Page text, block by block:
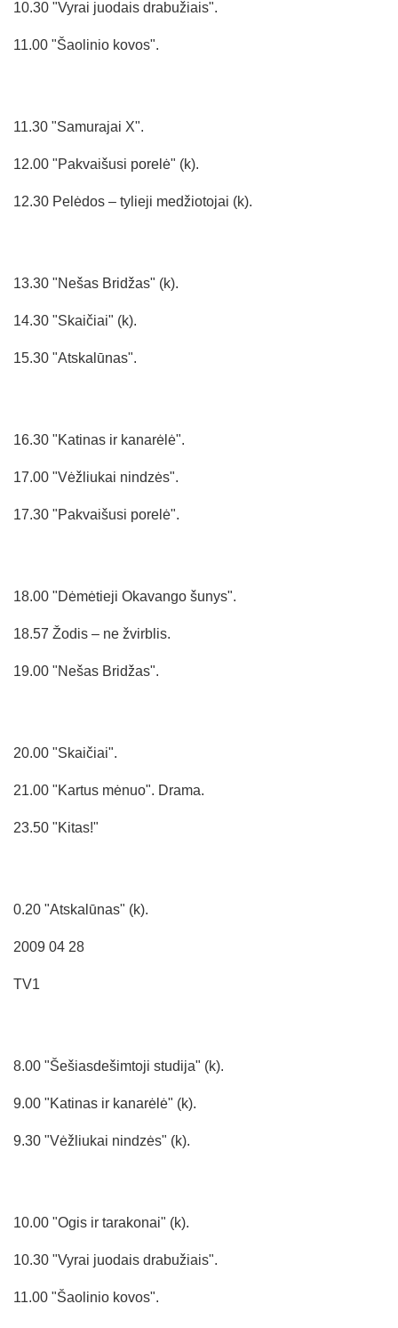
10.30 "Vyrai juodais drabužiais".
11.00 "Šaolinio kovos".
11.30 "Samurajai X".
12.00 "Pakvaišusi porelė" (k).
12.30 Pelėdos – tylieji medžiotojai (k).
13.30 "Nešas Bridžas" (k).
14.30 "Skaičiai" (k).
15.30 "Atskalūnas".
16.30 "Katinas ir kanarėlė".
17.00 "Vėžliukai nindzės".
17.30 "Pakvaišusi porelė".
18.00 "Dėmėtieji Okavango šunys".
18.57 Žodis – ne žvirblis.
19.00 "Nešas Bridžas".
20.00 "Skaičiai".
21.00 "Kartus mėnuo". Drama.
23.50 "Kitas!"
0.20 "Atskalūnas" (k).
2009 04 28
TV1
8.00 "Šešiasdešimtoji studija" (k).
9.00 "Katinas ir kanarėlė" (k).
9.30 "Vėžliukai nindzės" (k).
10.00 "Ogis ir tarakonai" (k).
10.30 "Vyrai juodais drabužiais".
11.00 "Šaolinio kovos".